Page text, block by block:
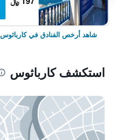
شاهد أرخص الفنادق في كارباثوس
استكشف كارباثوس